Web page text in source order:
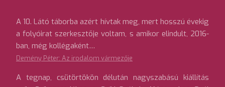
A 10. Látó táborba azért hívtak meg, mert hosszú évekig
a folyóirat szerkesztője voltam, s amikor elindult, 2016-
ban, még kollégaként…
Demény Péter: Az irodalom vármezője
A tegnap, csütörtökön délután nagyszabású kiállítás